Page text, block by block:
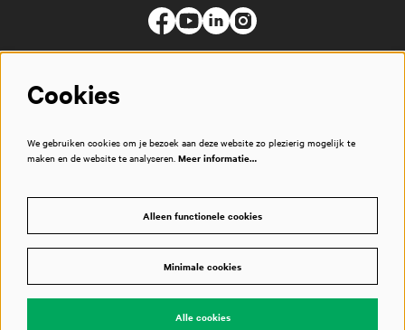
Powered byCultureSuite
Cookies
We gebruiken cookies om je bezoek aan deze website zo plezierig mogelijk te
maken en de website te analyseren. Meer informatie…
Alleen functionele cookies
Minimale cookies
Alle cookies